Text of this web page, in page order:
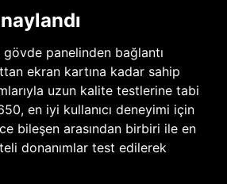
gövde panelinden bağlantı
ekran kartına kadar sahip
uzun kalite testlerine tabi
en iyi kullanıcı deneyimi için
bileşen arasından birbiri ile en
donanımlar test edilerek